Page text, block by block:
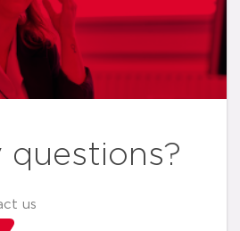
questions?
us